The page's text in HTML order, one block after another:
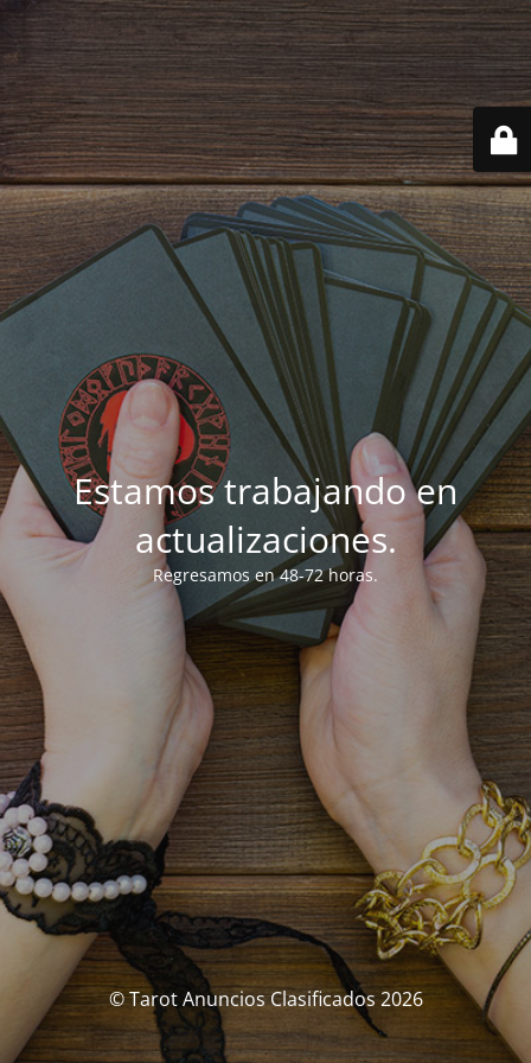
Estamos trabajando en
actualizaciones.
Regresamos en 48-72 horas.
© Tarot Anuncios Clasificados 2026